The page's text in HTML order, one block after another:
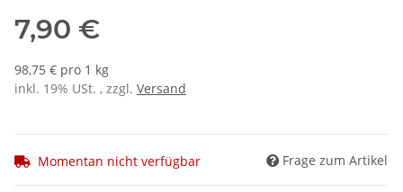
7,90 €
98,75 € pro 1 kg
inkl. 19% USt. , zzgl. Versand
Momentan nicht verfügbar Frage zum Artikel